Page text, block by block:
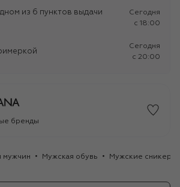
из 6 пунктов выдачи
Сегодня
c 18:00
Сегодня
c 20:00
бренды
мужчин Мужская обувь Мужские сникеры